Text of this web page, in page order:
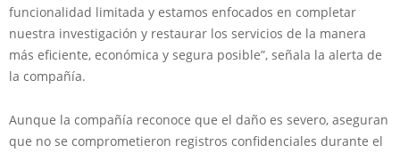
funcionalidad limitada y estamos enfocados en completar
nuestra investigación y restaurar los servicios de la manera
más eficiente, económica y segura posible”, señala la alerta de
la compañía.
Aunque la compañía reconoce que el daño es severo, aseguran
que no se comprometieron registros confidenciales durante el